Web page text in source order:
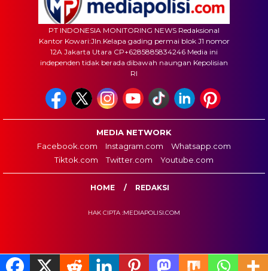
PT INDONESIA MONITORING NEWS Redaksional
Kantor Kowari:Jln.Kelapa gading permai blok J1 nomor
12A Jakarta Utara CP+6285885834246 Media ini
independen tidak berada dibawah naungan Kepolisian
RI
MEDIA NETWORK
Facebook.com
Instagram.com
Whatsapp.com
Tiktok.com
Twitter.com Youtube.com
HOME REDAKSI
HAK CIPTA :MEDIAPOLISI.COM